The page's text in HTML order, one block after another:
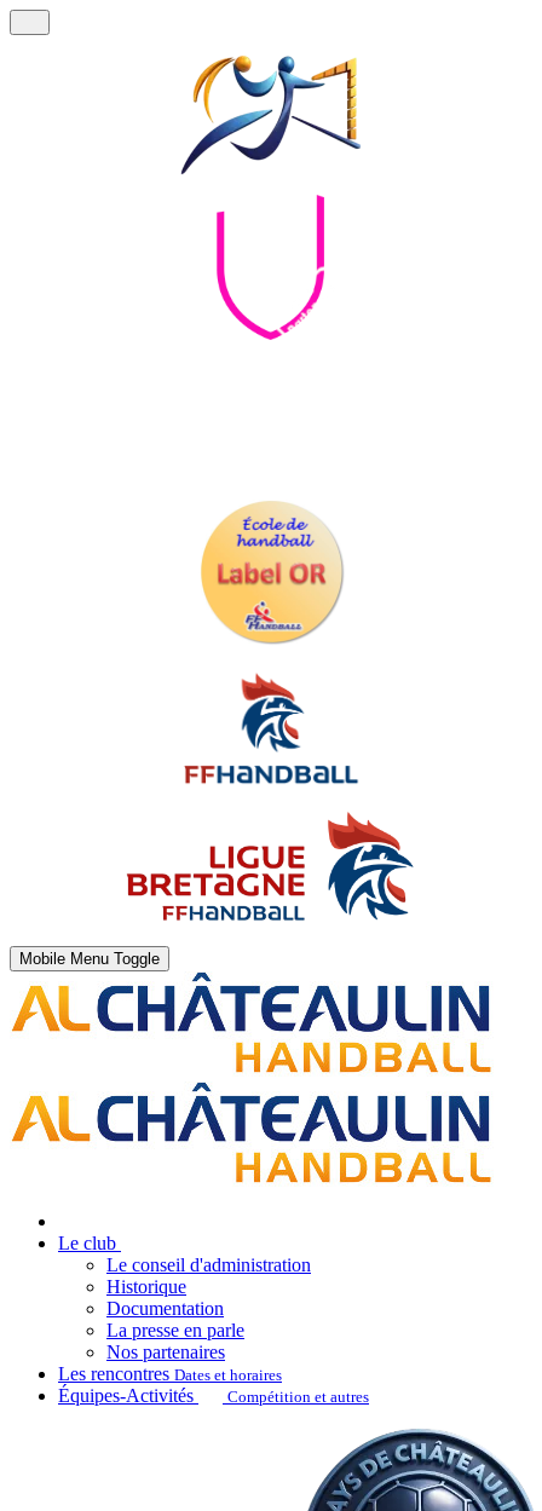
Mobile Menu Toggle
Le club
Le conseil d'administration
Historique
Documentation
La presse en parle
Nos partenaires
Les rencontres Dates et horaires
Équipes-Activités Compétition et autres